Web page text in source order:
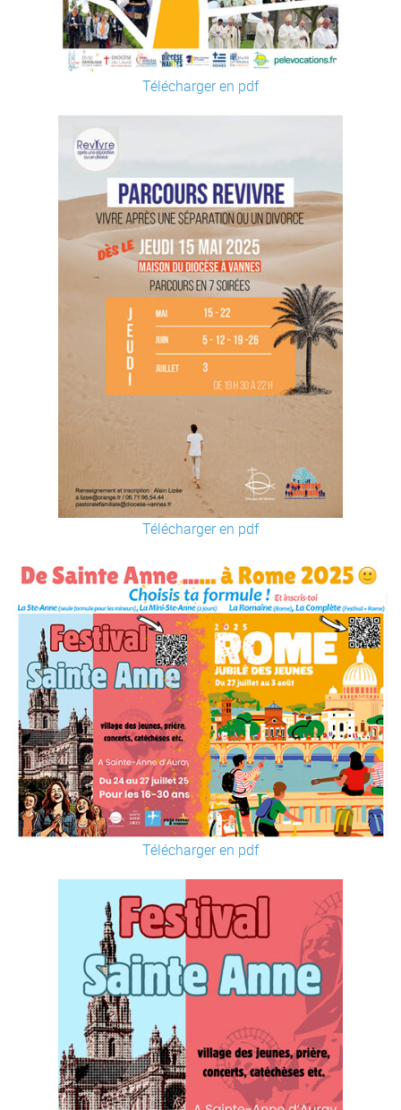
Télécharger en pdf
Télécharger en pdf
Télécharger en pdf